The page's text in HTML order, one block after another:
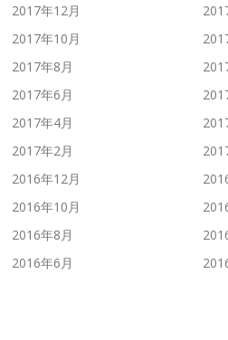
2017年12月
2017年10月
2017年8月
2017年6月
2017年4月
2017年2月
2016年12月
2016年10月
2016年8月
2016年6月